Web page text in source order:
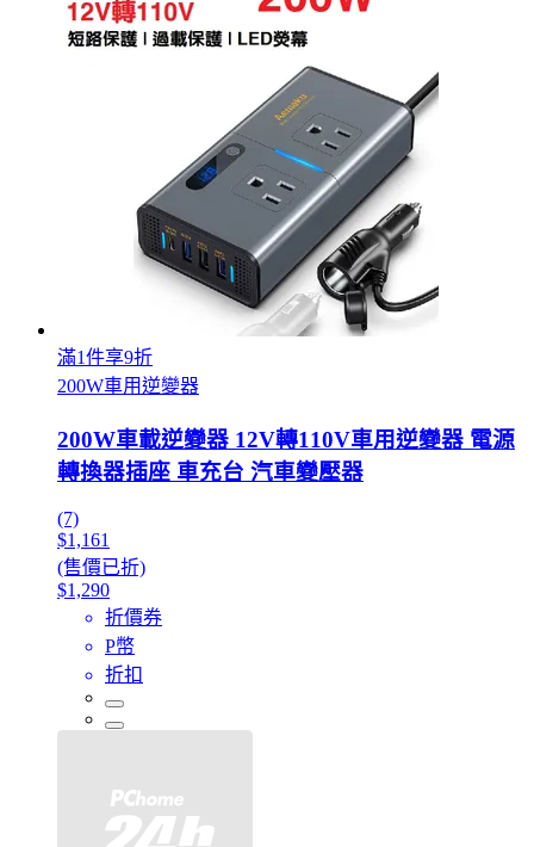
滿1件享9折
200W車用逆變器
200W車載逆變器 12V轉110V車用逆變器 電源
轉換器插座 車充台 汽車變壓器
(7)
$1,161
(售價已折)
$1,290
折價券
P幣
折扣